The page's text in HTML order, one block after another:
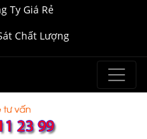
Ty Giá Rẻ
Chất Lượng